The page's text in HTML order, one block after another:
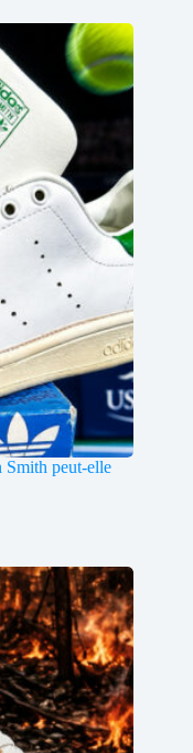
Smith peut-elle